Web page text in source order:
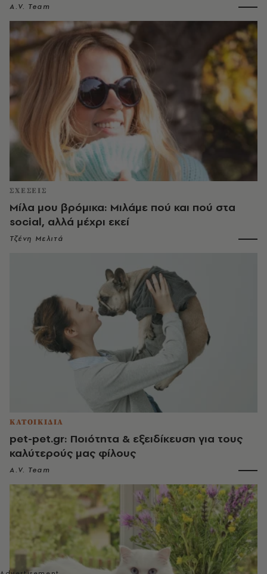
A.V. Team
ΣΧΕΣΕΙΣ
Μίλα μου βρόμικα: Μιλάμε πού και πού στα
social, αλλά μέχρι εκεί
Τζένη Μελιτά
ΚΑΤΟΙΚΙΔΙΑ
pet-pet.gr: Ποιότητα & εξειδίκευση για τους
καλύτερούς μας φίλους
A.V. Team